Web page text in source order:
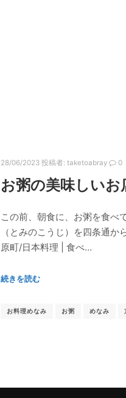
28/06/2023 投稿者: taketoabray 0
お粥の美味しいお
この前、朝食に、お粥を食べ
（とみのこうじ）を四条通
原町/日本料理 | 食べ…
続きを読む
お料理めなみ お粥 めなみ